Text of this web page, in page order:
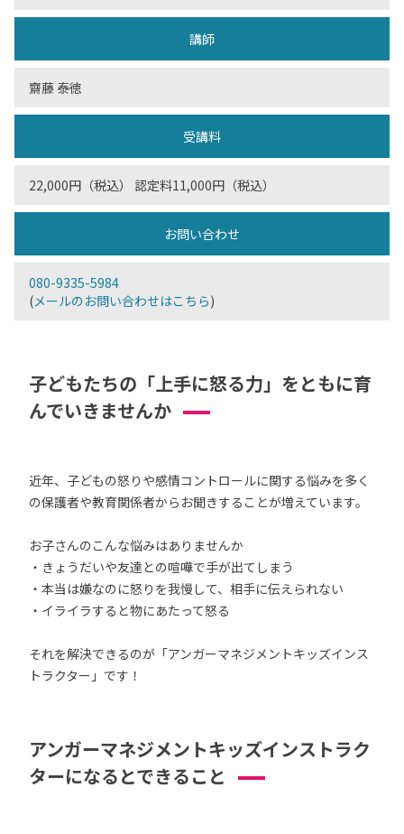
講師
齋藤 泰徳
受講料
22,000円（税込） 認定料11,000円（税込）
お問い合わせ
080-9335-5984
(メールのお問い合わせはこちら)
子どもたちの「上手に怒る力」をともに育
んでいきませんか
近年、子どもの怒りや感情コントロールに関する悩みを多く
の保護者や教育関係者からお聞きすることが増えています。
お子さんのこんな悩みはありませんか
・きょうだいや友達との喧嘩で手が出てしまう
・本当は嫌なのに怒りを我慢して、相手に伝えられない
・イライラすると物にあたって怒る
それを解決できるのが「アンガーマネジメントキッズインス
トラクター」です！
アンガーマネジメントキッズインストラク
ターになるとできること